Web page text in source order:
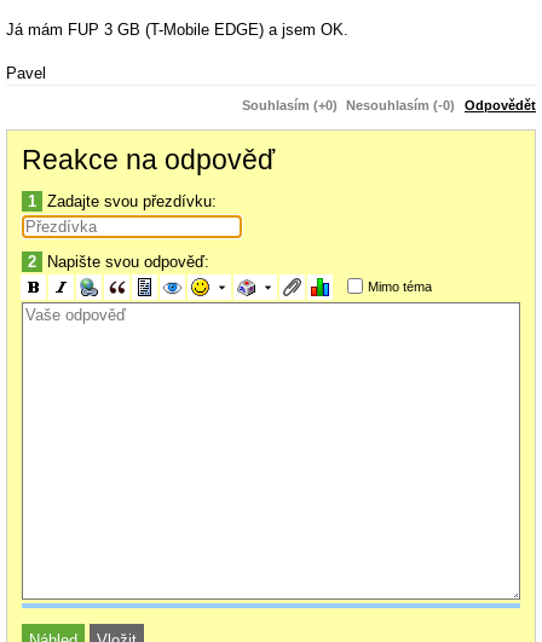
Já mám FUP 3 GB (T-Mobile EDGE) a jsem OK.
Pavel
Souhlasím (+0) Nesouhlasím (-0) Odpovědět
Reakce na odpověď
1 Zadajte svou přezdívku:
2 Napište svou odpověď:
Mimo téma